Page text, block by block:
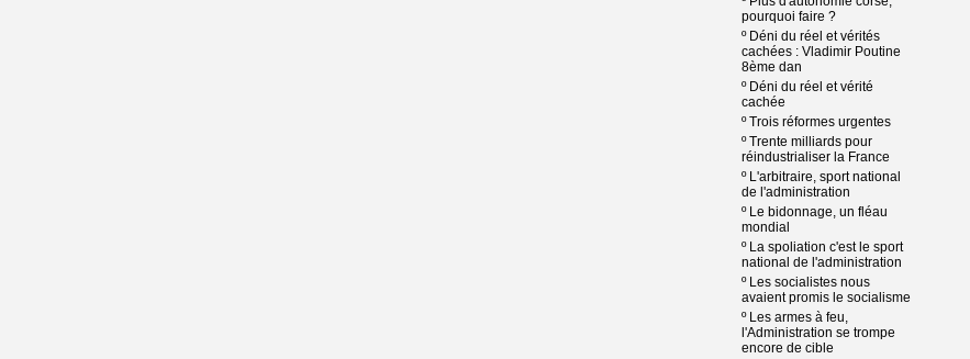
pourquoi faire ?
º Déni du réel et vérités
cachées : Vladimir Poutine
8ème dan
º Déni du réel et vérité
cachée
ºTrois réformes urgentes
ºTrente milliards pour
réindustrialiser la France
º L'arbitraire, sport national
de l'administration
º Le bidonnage, un fléau
mondial
º La spoliation c'est le sport
national de l'administration
º Les socialistes nous
avaient promis le socialisme
º Les armes à feu,
l'Administration se trompe
encore de cible